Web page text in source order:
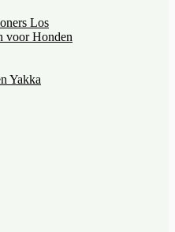
Los
voor Honden
Yakka